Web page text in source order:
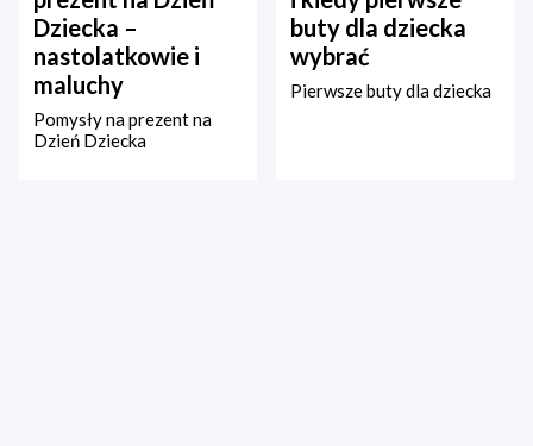
Dziecka –
nastolatkowie i
maluchy
Pomysły na prezent na
Dzień Dziecka
buty dla dziecka
wybrać
Pierwsze buty dla dziecka